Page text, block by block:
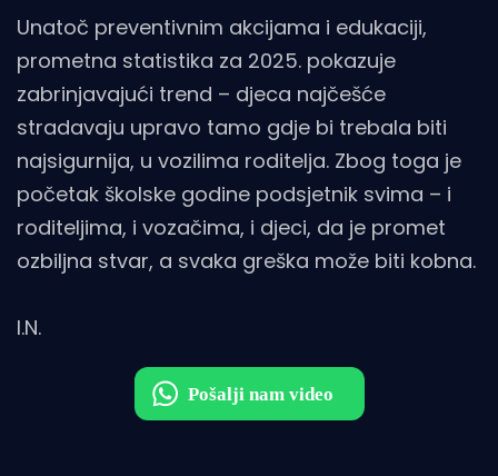
Unatoč preventivnim akcijama i edukaciji,
prometna statistika za 2025. pokazuje
zabrinjavajući trend – djeca najčešće
stradavaju upravo tamo gdje bi trebala biti
najsigurnija, u vozilima roditelja. Zbog toga je
početak školske godine podsjetnik svima – i
roditeljima, i vozačima, i djeci, da je promet
ozbiljna stvar, a svaka greška može biti kobna.
I.N.